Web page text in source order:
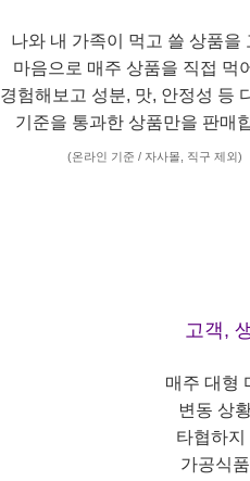
나와 내 가족이 먹고 쓸 상품을
마음으로 매주 상품을 직접 먹
경험해보고 성분, 맛, 안정성 등
기준을 통과한 상품만을 판매
(온라인 기준 / 자사몰, 직구 제외)
고객,
매주 대형
변동 상
타협하
가공식